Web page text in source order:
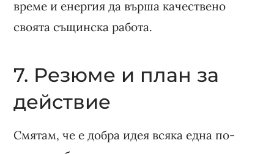
време и енергия да върша качествено
своята същинска работа.
7. Резюме и план за
действие
Смятам, че е добра идея всяка една по-